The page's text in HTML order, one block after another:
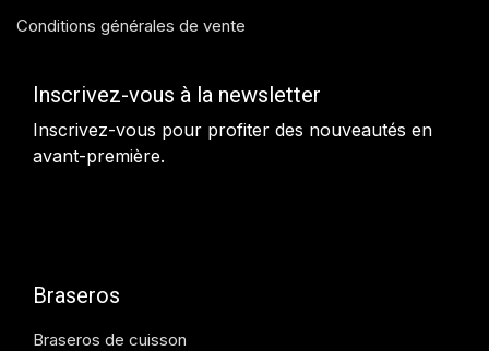
Conditions générales de vente
Inscrivez-vous à la newsletter
Inscrivez-vous pour profiter des nouveautés en
avant-première.
Braseros
Braseros de cuisson